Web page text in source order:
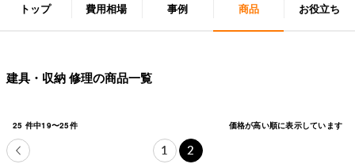
トップ 費用相場 事例 商品 お役立ち
建具・収納 修理の商品一覧
25 件中19〜25件 価格が高い順に表示しています
1 2